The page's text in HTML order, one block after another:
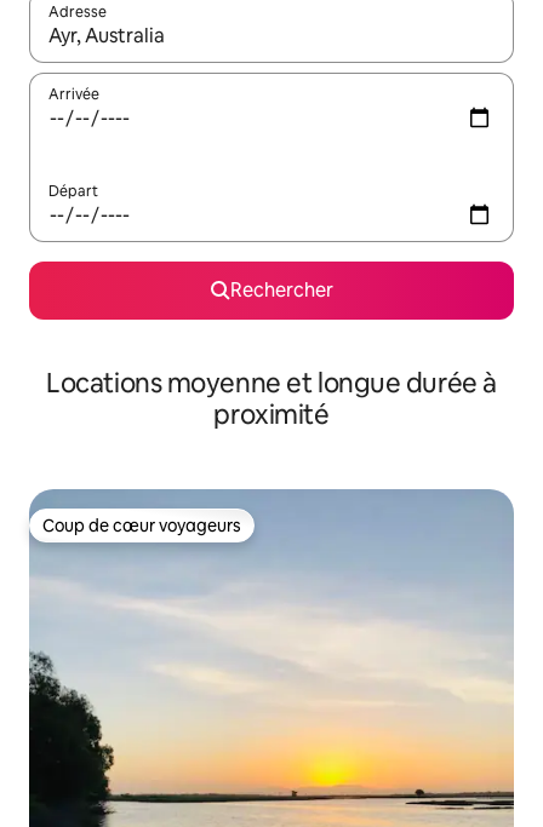
Adresse
Lorsque les résultats s'affichent, utilisez les flèches vers le
Arrivée
Départ
Rechercher
Locations moyenne et longue durée à
proximité
Coup de cœur voyageurs
Coup de cœur voyageurs